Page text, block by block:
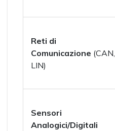
Reti di
Comunicazione (CAN,
LIN)
Sensori
Analogici/Digitali